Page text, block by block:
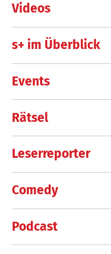
Videos
s+ im Überblick
Events
Rätsel
Leserreporter
Comedy
Podcast